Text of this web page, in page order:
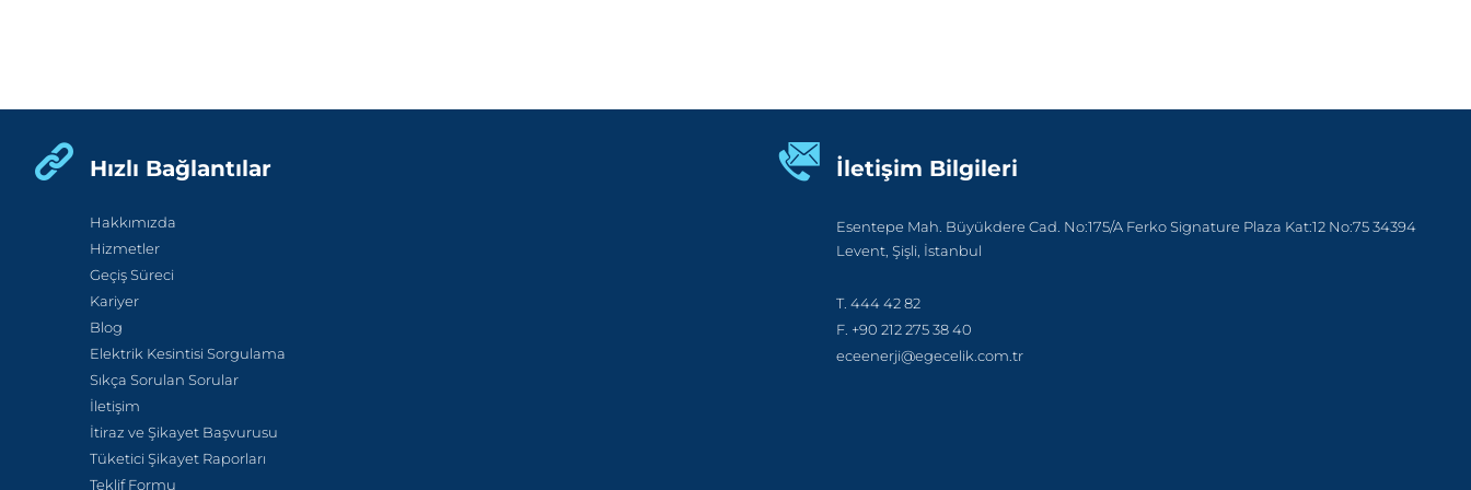
Hızlı Bağlantılar
Hakkımızda
Hizmetler
Geçiş Süreci
Kariyer
Blog
Elektrik Kesintisi Sorgulama
Sıkça Sorulan Sorular
İletişim
İtiraz ve Şikayet Başvurusu
Tüketici Şikayet Raporları
Teklif Formu
İletişim Bilgileri
Esentepe Mah. Büyükdere Cad. No:175/A Ferko Signature Plaza Kat:12 No:75 34394
Levent, Şişli, İstanbul
T. 444 42 82
F. +90 212 275 38 40
eceenerji@egecelik.com.tr